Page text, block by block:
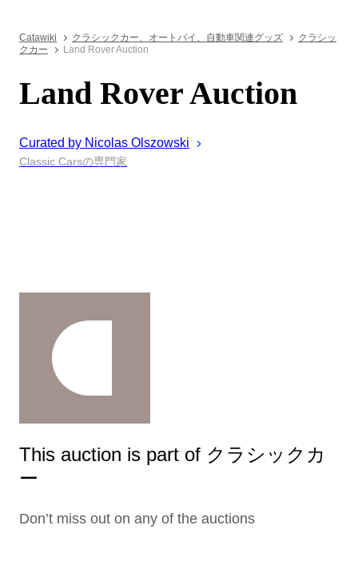
Catawiki クラシックカー、オートバイ、自動車関連グッズ
クラシッ
クカー
Land Rover Auction
Land Rover Auction
Curated by Nicolas Olszowski
Classic Carsの専門家
This auction is part of クラシックカ
ー
Don’t miss out on any of the auctions